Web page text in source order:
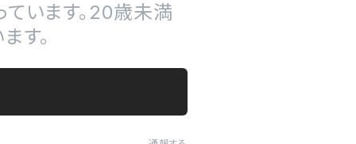
ています。20歳未満
す。